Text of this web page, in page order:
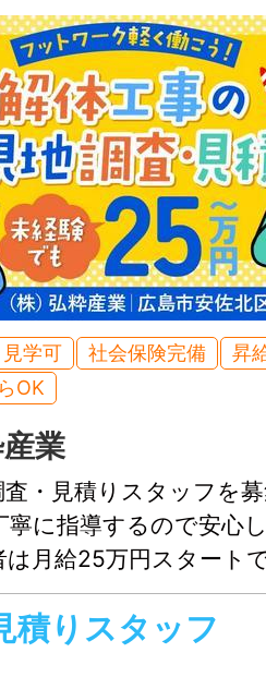
勤）【時給換算 1,375円
勤）【時給換算 1,637円
当・時間外手当
円を支給します。
収分（法律に基づく税
して支給し、給料日に
262,000円（月20日出勤
見学可 社会保険完備
昇
OK
業
・見積りスタッフを
寧に指導するので安心
は月給25万円スタート
資格手当や取得補助制
与アップも目指せる環
題♪
積りスタッフ